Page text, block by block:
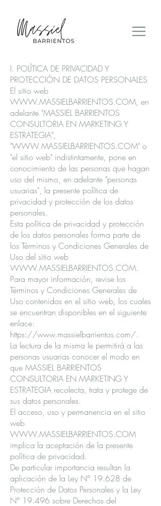
I. POLÍTICA DE PRIVACIDAD Y
PROTECCIÓN DE DATOS PERSONALES
El sitio web
WWW.MASSIELBARRIENTOS.COM, en
adelante "MASSIEL BARRIENTOS
CONSULTORIA EN MARKETING Y
ESTRATEGIA",
"WWW.MASSIELBARRIENTOS.COM" o
"el sitio web" indistintamente, pone en
conocimiento de las personas que hagan
uso del mismo, en adelante "personas
usuarias", la presente política de
privacidad y protección de los datos
personales.
Esta política de privacidad y protección
de los datos personales forma parte de
los Términos y Condiciones Generales de
Uso del sitio web
WWW.MASSIELBARRIENTOS.COM.
Para mayor información, revise los
Términos y Condiciones Generales de
Uso contenidos en el sitio web, los cuales
se encuentran disponibles en el siguiente
enlace:
https://www.massielbarrientos.com/.
La lectura de la misma le permitirá a las
personas usuarias conocer el modo en
que MASSIEL BARRIENTOS
CONSULTORIA EN MARKETING Y
ESTRATEGIA recolecta, trata y protege de
sus datos personales.
El acceso, uso y permanencia en el sitio
web
WWW.MASSIELBARRIENTOS.COM
implica la aceptación de la presente
política de privacidad.
De particular importancia resultan la
aplicación de la Ley N° 19.628 de
Protección de Datos Personales y la Ley
N° 19.496 sobre Derechos del